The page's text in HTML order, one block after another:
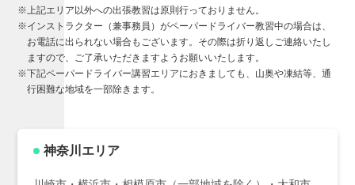
※上記エリア以外への出張教習は原則行っておりません。
※インストラクター（兼事務員）がペーパードライバー教習中の場合は、
お電話に出られない場合もございます。その際は折り返しご連絡いたし
ますので、ご了承いただきますようお願いいたします。
※下記ペーパードライバー講習エリアにおきましても、山奥や凍結等、通
行困難な地域を一部除きます。
神奈川エリア